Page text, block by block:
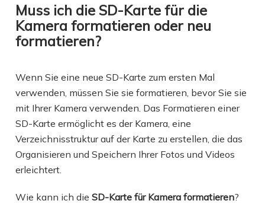
Muss ich die SD-Karte für die
Kamera formatieren oder neu
formatieren?
Wenn Sie eine neue SD-Karte zum ersten Mal
verwenden, müssen Sie sie formatieren, bevor Sie sie
mit Ihrer Kamera verwenden. Das Formatieren einer
SD-Karte ermöglicht es der Kamera, eine
Verzeichnisstruktur auf der Karte zu erstellen, die das
Organisieren und Speichern Ihrer Fotos und Videos
erleichtert.
Wie kann ich dieSD-Karte für Kamera formatieren?